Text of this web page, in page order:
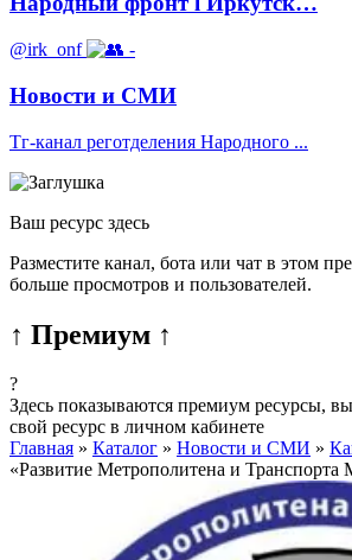
@irk_onf -
Новости и СМИ
Тг-канал реготделения Народного ...
Ваш ресурс здесь
Разместите канал, бота или чат в этом
больше просмотров и пользователей.
↑ Премиум ↑
?
Здесь показываются премиум ресурсы,
свой ресурс в личном кабинете
Главная » Каталог » Новости и СМИ »
«Развитие Метрополитена и Транспорта